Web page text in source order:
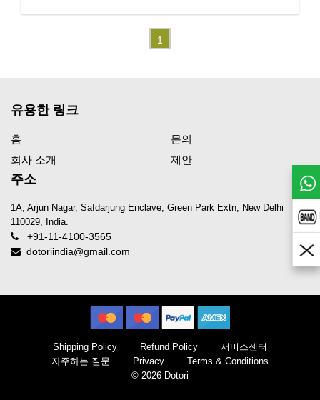
1
유용한 링크
홈
회사 소개
문의
제안
주소
1A, Arjun Nagar, Safdarjung Enclave, Green Park Extn, New Delhi
110029, India.
+91-11-4100-3565
dotoriindia@gmail.com
Shipping Policy Refund Policy
서비스센터
자주하는 질문
Privacy
Terms & Conditions
© 2026 Dotori